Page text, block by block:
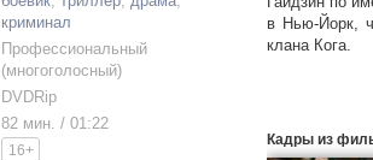
криминал
Профессиональный
(многоголосный)
DVDRip
82 мин. / 01:22
16+
в Нью-Йорк,
клана Кога.
Кадры из